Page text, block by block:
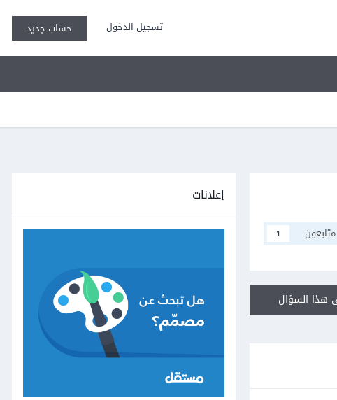
تسجيل الدخول حساب جديد
متابعون 1
هذا السؤال
إعلانات